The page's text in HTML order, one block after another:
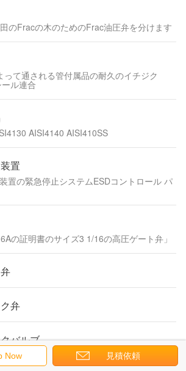
のFracの木のためのFrac油圧弁を分けます
て通される管付属品の耐久のイチジク
ル連合
AISI4140 AISI410SS
置
置の緊急停止システムESDコントロール パ
の証明書のサイズ3 1/16の高圧ゲート弁」
弁
バルブ
鍛造ボディ内部アクセス設計のフラッパー
Now 見積依頼